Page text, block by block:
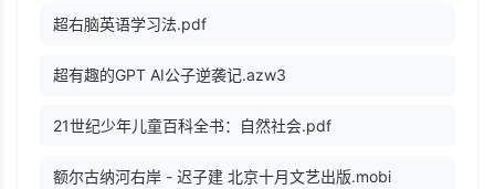
超右脑英语学习法.pdf
超有趣的GPT AI公子逆袭记.azw3
21世纪少年儿童百科全书：自然社会.pdf
额尔古纳河右岸 - 迟子建 北京十月文艺出版.mobi